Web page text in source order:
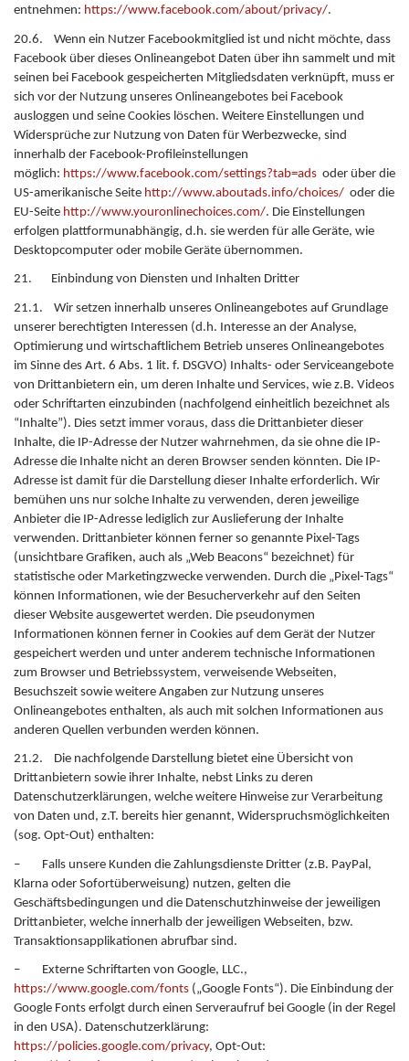
entnehmen: https://www.facebook.com/about/privacy/.
20.6. Wenn ein Nutzer Facebookmitglied ist und nicht möchte, dass
Facebook über dieses Onlineangebot Daten über ihn sammelt und mit
seinen bei Facebook gespeicherten Mitgliedsdaten verknüpft, muss er
sich vor der Nutzung unseres Onlineangebotes bei Facebook
ausloggen und seine Cookies löschen. Weitere Einstellungen und
Widersprüche zur Nutzung von Daten für Werbezwecke, sind
innerhalb der Facebook-Profileinstellungen
möglich: https://www.facebook.com/settings?tab=ads oder über die
US-amerikanische Seite http://www.aboutads.info/choices/ oder die
EU-Seite http://www.youronlinechoices.com/. Die Einstellungen
erfolgen plattformunabhängig, d.h. sie werden für alle Geräte, wie
Desktopcomputer oder mobile Geräte übernommen.
21. Einbindung von Diensten und Inhalten Dritter
21.1. Wir setzen innerhalb unseres Onlineangebotes auf Grundlage
unserer berechtigten Interessen (d.h. Interesse an der Analyse,
Optimierung und wirtschaftlichem Betrieb unseres Onlineangebotes
im Sinne des Art. 6 Abs. 1 lit. f. DSGVO) Inhalts- oder Serviceangebote
von Drittanbietern ein, um deren Inhalte und Services, wie z.B. Videos
oder Schriftarten einzubinden (nachfolgend einheitlich bezeichnet als
“Inhalte”). Dies setzt immer voraus, dass die Drittanbieter dieser
Inhalte, die IP-Adresse der Nutzer wahrnehmen, da sie ohne die IP-
Adresse die Inhalte nicht an deren Browser senden könnten. Die IP-
Adresse ist damit für die Darstellung dieser Inhalte erforderlich. Wir
bemühen uns nur solche Inhalte zu verwenden, deren jeweilige
Anbieter die IP-Adresse lediglich zur Auslieferung der Inhalte
verwenden. Drittanbieter können ferner so genannte Pixel-Tags
(unsichtbare Grafiken, auch als „Web Beacons“ bezeichnet) für
statistische oder Marketingzwecke verwenden. Durch die „Pixel-Tags“
können Informationen, wie der Besucherverkehr auf den Seiten
dieser Website ausgewertet werden. Die pseudonymen
Informationen können ferner in Cookies auf dem Gerät der Nutzer
gespeichert werden und unter anderem technische Informationen
zum Browser und Betriebssystem, verweisende Webseiten,
Besuchszeit sowie weitere Angaben zur Nutzung unseres
Onlineangebotes enthalten, als auch mit solchen Informationen aus
anderen Quellen verbunden werden können.
21.2. Die nachfolgende Darstellung bietet eine Übersicht von
Drittanbietern sowie ihrer Inhalte, nebst Links zu deren
Datenschutzerklärungen, welche weitere Hinweise zur Verarbeitung
von Daten und, z.T. bereits hier genannt, Widerspruchsmöglichkeiten
(sog. Opt-Out) enthalten:
– Falls unsere Kunden die Zahlungsdienste Dritter (z.B. PayPal,
Klarna oder Sofortüberweisung) nutzen, gelten die
Geschäftsbedingungen und die Datenschutzhinweise der jeweiligen
Drittanbieter, welche innerhalb der jeweiligen Webseiten, bzw.
Transaktionsapplikationen abrufbar sind.
– Externe Schriftarten von Google, LLC.,
https://www.google.com/fonts („Google Fonts“). Die Einbindung der
Google Fonts erfolgt durch einen Serveraufruf bei Google (in der Regel
in den USA). Datenschutzerklärung:
https://policies.google.com/privacy, Opt-Out: